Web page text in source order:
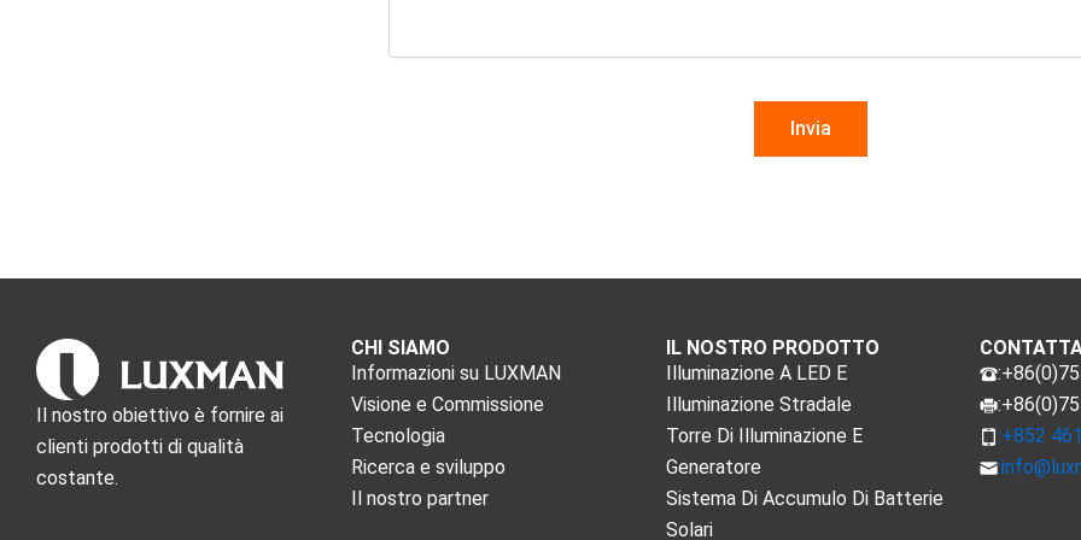
Il nostro obiettivo è fornire ai
clienti prodotti di qualità
costante.
CHI SIAMO
Informazioni su LUXMAN
Visione e Commissione
Tecnologia
Ricerca e sviluppo
Il nostro partner
IL NOSTRO PRODOTTO
Illuminazione A LED E
Illuminazione Stradale
Torre Di Illuminazione E
Generatore
Sistema Di Accumulo Di Batterie
Solari
:+852
: